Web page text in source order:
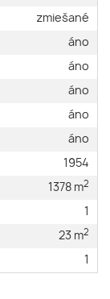
zmiešané
áno
áno
áno
áno
áno
1954
1378 m2
1
23 m2
1